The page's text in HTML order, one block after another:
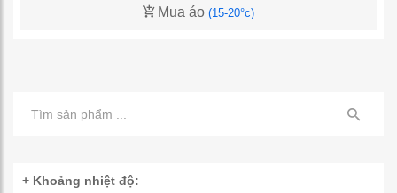
Mua áo (15-20°c)
+ Khoảng nhiệt độ: